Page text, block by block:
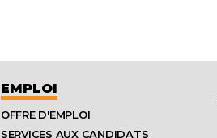
EMPLOI
OFFRE D'EMPLOI
SERVICES AUX CANDIDATS